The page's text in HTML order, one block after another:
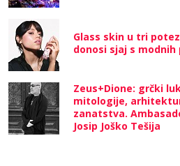
Glass skin u tri
donosi sjaj s modnih
Zeus+Dione: grčki
mitologije,
zanatstva.
Josip Joško Tešija